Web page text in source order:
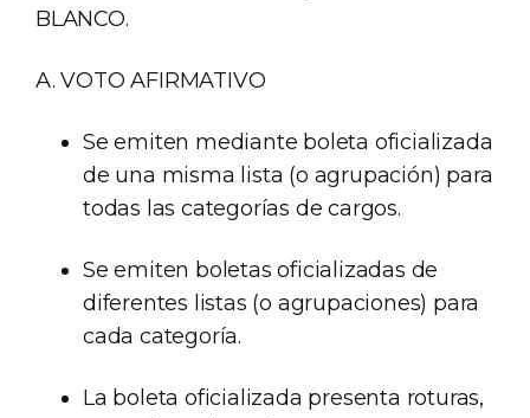
BLANCO.
A. VOTO AFIRMATIVO
Se emiten mediante boleta oficializada
de una misma lista (o agrupación) para
todas las categorías de cargos.
Se emiten boletas oficializadas de
diferentes listas (o agrupaciones) para
cada categoría.
La boleta oficializada presenta roturas,